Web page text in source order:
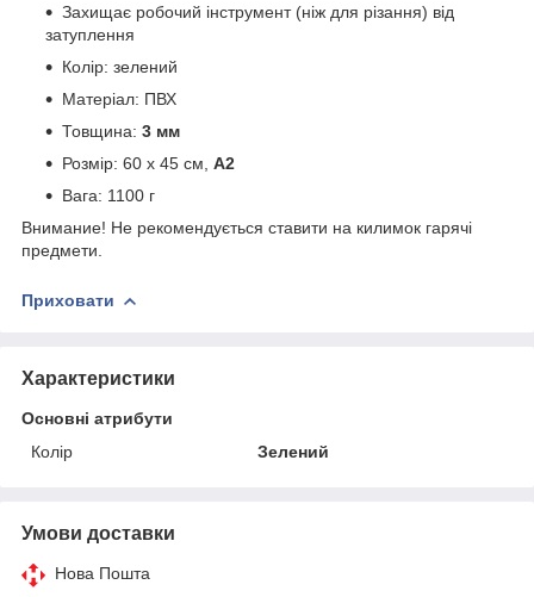
Захищає робочий інструмент (ніж для різання) від
затуплення
Колір: зелений
Матеріал: ПВХ
Товщина: 3 мм
Розмір: 60 х 45 см, А2
Вага: 1100 г
Внимание! Не рекомендується ставити на килимок гарячі
предмети.
Приховати
Характеристики
Основні атрибути
Колір
Зелений
Умови доставки
Нова Пошта